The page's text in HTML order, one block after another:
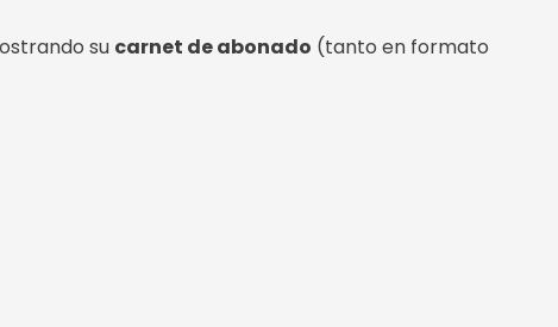
su carnet de abonado (tanto en formato